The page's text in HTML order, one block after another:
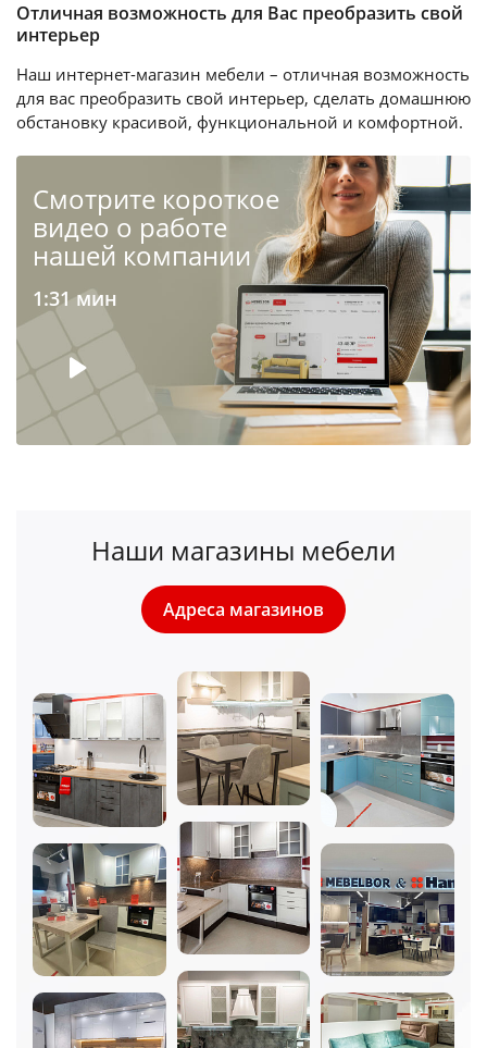
Отличная возможность для Вас преобразить свой
интерьер
Наш интернет-магазин мебели – отличная возможность
для вас преобразить свой интерьер, сделать домашнюю
обстановку красивой, функциональной и комфортной.
Cмотрите короткое
видео о работе
нашей компании
1:31 мин
Наши магазины мебели
Адреса магазинов